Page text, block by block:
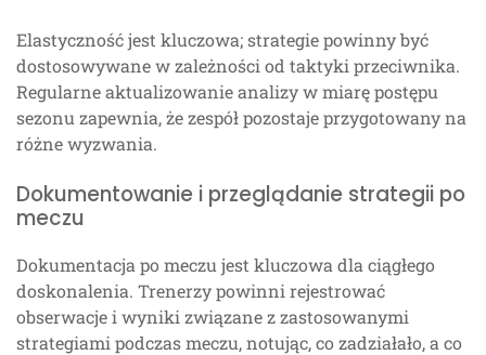
Elastyczność jest kluczowa; strategie powinny być
dostosowywane w zależności od taktyki przeciwnika.
Regularne aktualizowanie analizy w miarę postępu
sezonu zapewnia, że zespół pozostaje przygotowany na
różne wyzwania.
Dokumentowanie i przeglądanie strategii po
meczu
Dokumentacja po meczu jest kluczowa dla ciągłego
doskonalenia. Trenerzy powinni rejestrować
obserwacje i wyniki związane z zastosowanymi
strategiami podczas meczu, notując, co zadziałało, a co